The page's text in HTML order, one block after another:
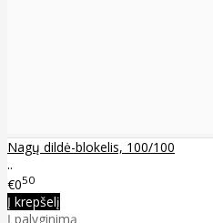
Nagų dildė-blokelis, 100/100
..
€050
Į krepšelį
Į palyginimą